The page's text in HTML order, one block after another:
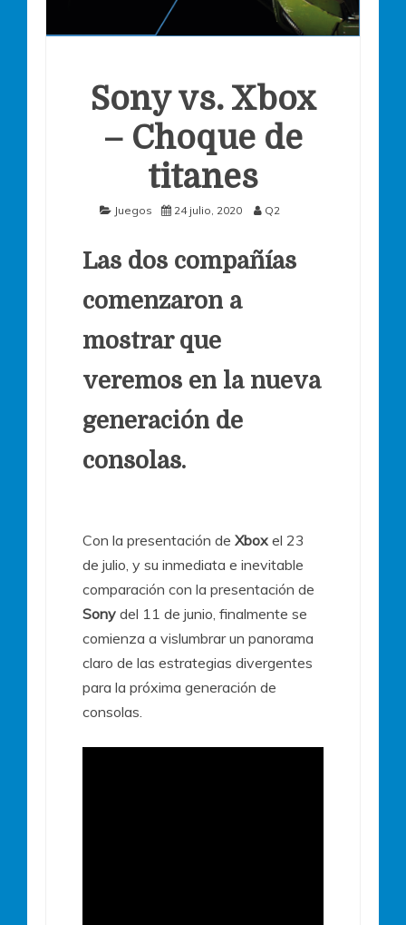
Sony vs. Xbox
– Choque de
titanes
Juegos 24 julio, 2020 Q2
Las dos compañías
comenzaron a
mostrar que
veremos en la nueva
generación de
consolas.
Con la presentación de Xbox el 23
de julio, y su inmediata e inevitable
comparación con la presentación de
Sony del 11 de junio, finalmente se
comienza a vislumbrar un panorama
claro de las estrategias divergentes
para la próxima generación de
consolas.